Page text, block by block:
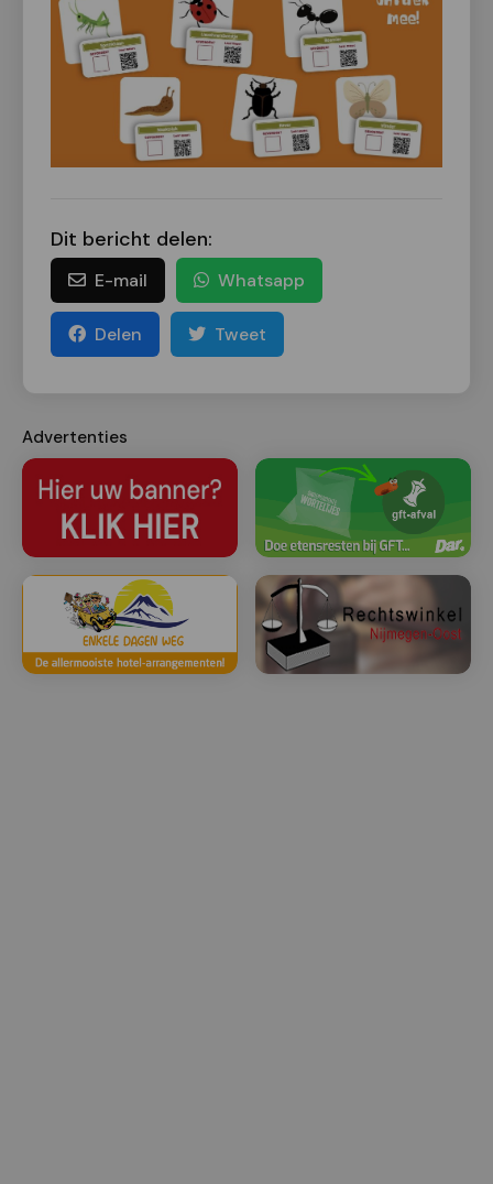
Dit bericht delen:
E-mail Whatsapp
Delen Tweet
Advertenties